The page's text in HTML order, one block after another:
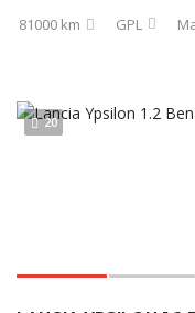
81000 km GPL
20